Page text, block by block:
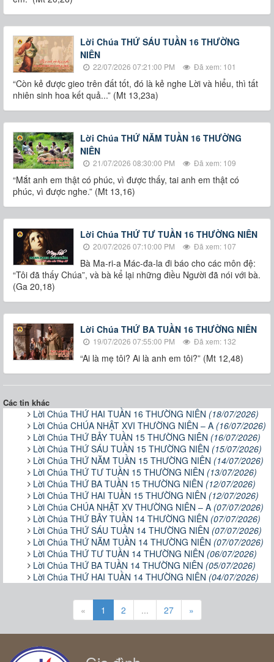
Lời Chúa THỨ SÁU TUẦN 16 THƯỜNG
NIÊN
22/07/2026 07:21:00 PM Đã xem: 101
“Còn kẻ được gieo trên đất tốt, đó là kẻ nghe Lời và hiểu, thì tất
nhiên sinh hoa kết quả...” (Mt 13,23a)
Lời Chúa THỨ NĂM TUẦN 16 THƯỜNG
NIÊN
21/07/2026 08:30:00 PM Đã xem: 109
“Mắt anh em thật có phúc, vì được thấy, tai anh em thật có
phúc, vì được nghe.” (Mt 13,16)
Lời Chúa THỨ TƯ TUẦN 16 THƯỜNG NIÊN
20/07/2026 07:10:00 PM Đã xem: 107
Bà Ma-ri-a Mác-đa-la đi báo cho các môn đệ:
“Tôi đã thấy Chúa”, và bà kể lại những điều Người đã nói với bà.
(Ga 20,18)
Lời Chúa THỨ BA TUẦN 16 THƯỜNG NIÊN
19/07/2026 07:55:00 PM Đã xem: 132
“Ai là mẹ tôi? Ai là anh em tôi?” (Mt 12,48)
Các tin khác
Lời Chúa THỨ HAI TUẦN 16 THƯỜNG NIÊN (18/07/2026)
Lời Chúa CHÚA NHẬT XVI THƯỜNG NIÊN – A (16/07/2026)
Lời Chúa THỨ BẢY TUẦN 15 THƯỜNG NIÊN (16/07/2026)
Lời Chúa THỨ SÁU TUẦN 15 THƯỜNG NIÊN (15/07/2026)
Lời Chúa THỨ NĂM TUẦN 15 THƯỜNG NIÊN (14/07/2026)
Lời Chúa THỨ TƯ TUẦN 15 THƯỜNG NIÊN (13/07/2026)
Lời Chúa THỨ BA TUẦN 15 THƯỜNG NIÊN (12/07/2026)
Lời Chúa THỨ HAI TUẦN 15 THƯỜNG NIÊN (12/07/2026)
Lời Chúa CHÚA NHẬT XV THƯỜNG NIÊN – A (07/07/2026)
Lời Chúa THỨ BẢY TUẦN 14 THƯỜNG NIÊN (07/07/2026)
Lời Chúa THỨ SÁU TUẦN 14 THƯỜNG NIÊN (07/07/2026)
Lời Chúa THỨ NĂM TUẦN 14 THƯỜNG NIÊN (07/07/2026)
Lời Chúa THỨ TƯ TUẦN 14 THƯỜNG NIÊN (06/07/2026)
Lời Chúa THỨ BA TUẦN 14 THƯỜNG NIÊN (05/07/2026)
Lời Chúa THỨ HAI TUẦN 14 THƯỜNG NIÊN (04/07/2026)
« 1 2 ... 27 »